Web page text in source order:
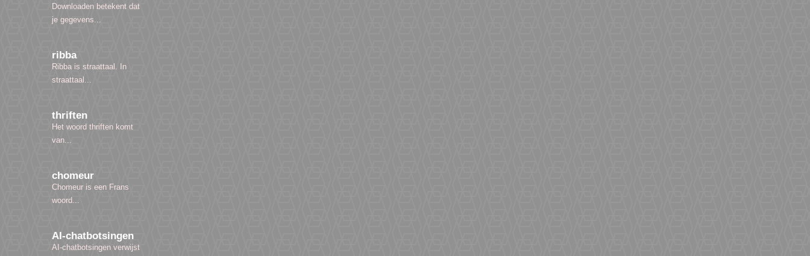
Downloaden betekent dat
je gegevens...
ribba
Ribba is straattaal. In
straattaal...
thriften
Het woord thriften komt
van...
chomeur
Chomeur is een Frans
woord...
AI-chatbotsingen
AI-chatbotsingen verwijst